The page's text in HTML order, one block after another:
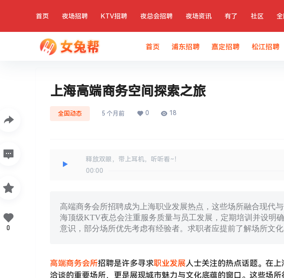
首页 夜场招聘 KTV招聘 夜总会招聘 夜场资讯 有了 社区
首页 浦东招聘 嘉定招聘 松江招聘
上海高端商务空间探索之旅
全国动态 5 个月前 0 18
释放双眼，带上耳机，听听看~！
00:00
高端商务会所招聘成为上海职业发展热点，这些场所融合现代
海顶级KTV夜总会注重服务质量与员工发展，定期培训并设明
意识，部分场所优先考虑有经验者。求职者应提前了解场所文化
高端商务会所招聘是许多寻求职业发展人士关注的热点话题。在
洽谈的重要场所，更是展现城市魅力与文化底蕴的窗口。这些场
0